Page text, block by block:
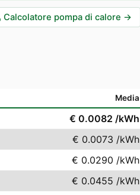
Calcolatore pompa di calore →
Media
€ 0.0082 /kWh
€ 0.0073 /kWh
€ 0.0290 /kWh
€ 0.0455 /kWh